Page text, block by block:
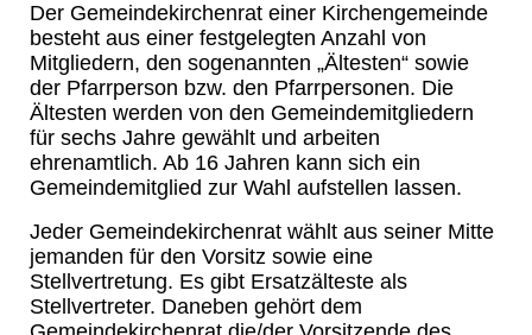
Der Gemeindekirchenrat einer Kirchengemeinde
besteht aus einer festgelegten Anzahl von
Mitgliedern, den sogenannten „Ältesten“ sowie
der Pfarrperson bzw. den Pfarrpersonen. Die
Ältesten werden von den Gemeindemitgliedern
für sechs Jahre gewählt und arbeiten
ehrenamtlich. Ab 16 Jahren kann sich ein
Gemeindemitglied zur Wahl aufstellen lassen.
Jeder Gemeindekirchenrat wählt aus seiner Mitte
jemanden für den Vorsitz sowie eine
Stellvertretung. Es gibt Ersatzälteste als
Stellvertreter. Daneben gehört dem